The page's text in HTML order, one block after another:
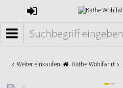
ANMELDEN
MENÜ
Weiter einkaufen Käthe Wohlfahrt